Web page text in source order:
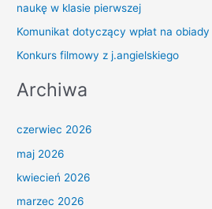
naukę w klasie pierwszej
Komunikat dotyczący wpłat na
Konkurs filmowy z j.angielskiego
Archiwa
czerwiec 2026
maj 2026
kwiecień 2026
marzec 2026